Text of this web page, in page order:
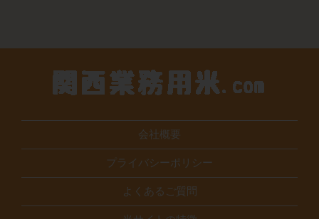
会社概要
プライバシーポリシー
よくあるご質問